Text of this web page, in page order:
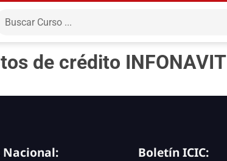
de crédito INFONAVIT
Nacional: Boletín ICIC: